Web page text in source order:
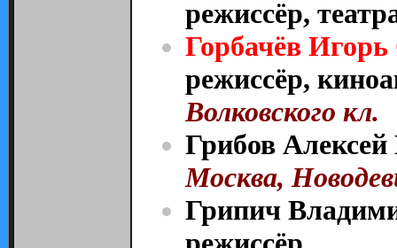
режиссёр,
Горбачёв
режиссёр,
Волковского кл.
Грибов
Москва,
Грипич